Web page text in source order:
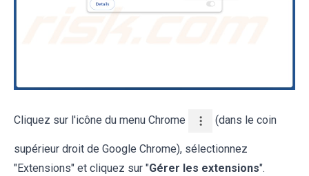
Cliquez sur l'icône du menu Chrome (dans le coin
supérieur droit de Google Chrome), sélectionnez
"Extensions" et cliquez sur "Gérer les extensions".